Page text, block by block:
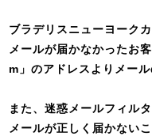
ブラデリスニューヨーク
メールが届かなかった
m」のアドレスよりメー
また、迷惑メールフィル
メールが正しく届かない